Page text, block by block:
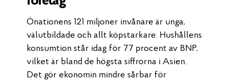
Önationens 121 miljoner invånare är unga,
välutbildade och allt köpstarkare. Hushållens
konsumtion står idag för 77 procent av BNP,
vilket är bland de högsta siffrorna i Asien.
Det gör ekonomin mindre sårbar för